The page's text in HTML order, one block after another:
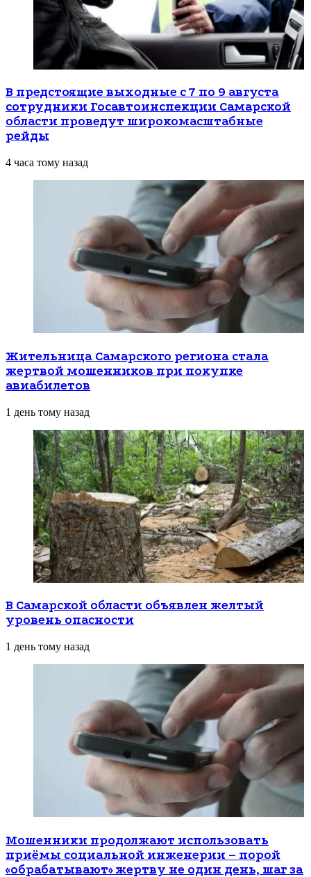
В предстоящие выходные с 7 по 9 августа
сотрудники Госавтоинспекции Самарской
области проведут широкомасштабные
рейды
4 часа тому назад
Жительница Самарского региона стала
жертвой мошенников при покупке
авиабилетов
1 день тому назад
В Самарской области объявлен желтый
уровень опасности
1 день тому назад
Мошенники продолжают использовать
приёмы социальной инженерии – порой
«обрабатывают» жертву не один день, шаг за